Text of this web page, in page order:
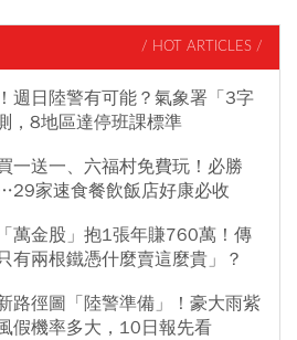
/ HOT ARTICLES /
週日陸警有可能？氣象署「3字
，8地區達停班課標準
一送一、六福村免費玩！必勝
家速食餐飲飯店好康必收
萬金股」抱1張年賺760萬！傳
有兩根鐵憑什麼賣這麼貴」？
路徑圖「陸警準備」！豪大雨紫
假機率多大，10日報先看